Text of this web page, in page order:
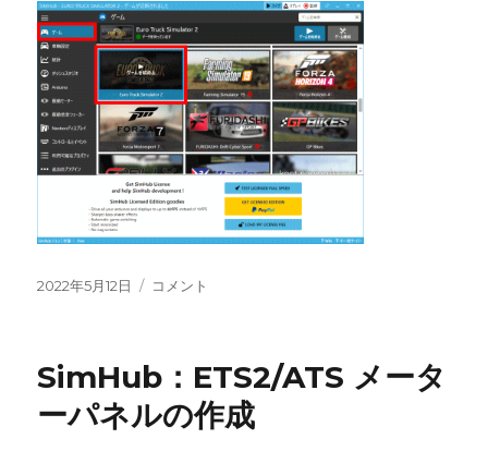
投
2022年5月12日
SimHub：
ッ
Box
コメント
SimHub：ETS2/ATS メータ
ーパネルの作成